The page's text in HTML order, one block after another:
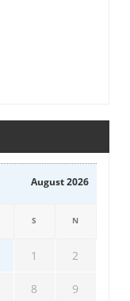
August 2026
S N
1 2
8 9